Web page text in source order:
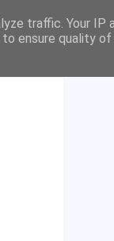
TVtraffic. Your IP
ensure quality